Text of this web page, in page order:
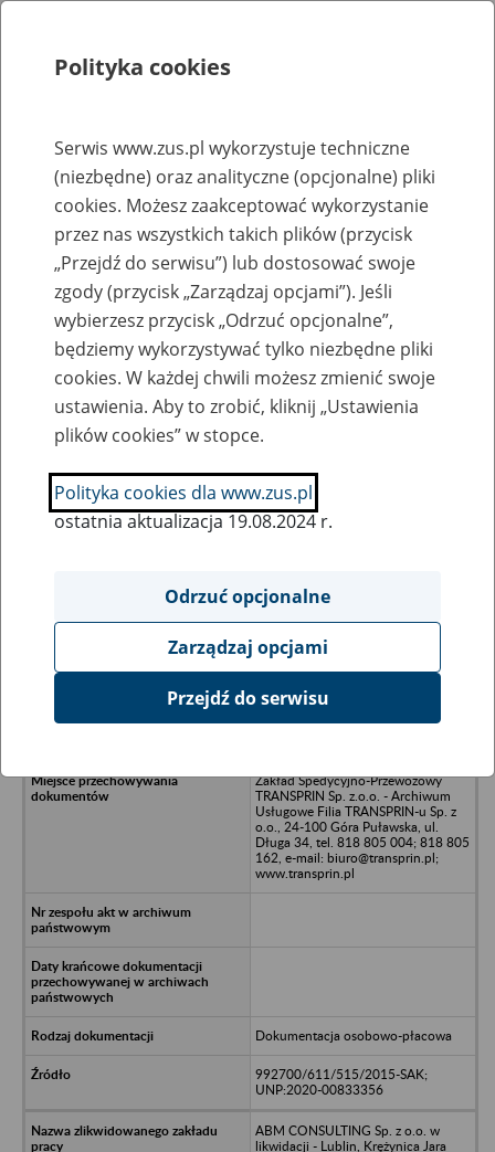
Rejestry, ewidencje i archiwa
Baza zlikwidowanych lub
przekształconych zakładów pracy
Nazwa zakładu pracy:
SZUKAJ
Ukryj wszystkie pozycje bazy
Interekol Sp. z o.o. w likwidacji -
Zakład Spedycyjno-Przewozowy
TRANSPRIN Sp. z.o.o. - Archiwum
Usługowe Filia TRANSPRIN-u Sp. z
o.o., 24-100 Góra Puławska, ul.
Długa 34, tel. 818 805 004; 818 805
162, e-mail: biuro@transprin.pl;
www.transprin.pl
Dokumentacja osobowo-płacowa
992700/611/515/2015-SAK;
UNP:2020-00833356
ABM CONSULTING Sp. z o.o. w
likwidacji - Lublin, Krężynica Jara
Polityka cookies
Serwis www.zus.pl wykorzystuje techniczne
(niezbędne) oraz analityczne (opcjonalne) pliki
cookies. Możesz zaakceptować wykorzystanie
przez nas wszystkich takich plików (przycisk
„Przejdź do serwisu”) lub dostosować swoje
zgody (przycisk „Zarządzaj opcjami”). Jeśli
wybierzesz przycisk „Odrzuć opcjonalne”,
będziemy wykorzystywać tylko niezbędne pliki
cookies. W każdej chwili możesz zmienić swoje
ustawienia. Aby to zrobić, kliknij „Ustawienia
plików cookies” w stopce.
Polityka cookies dla www.zus.pl
ostatnia aktualizacja 19.08.2024 r.
Odrzuć opcjonalne
Zarządzaj opcjami
Przejdź do serwisu